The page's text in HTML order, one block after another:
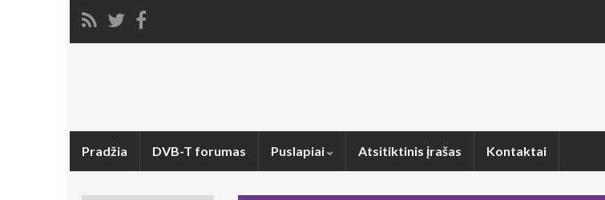
Pradžia DVB-T forumas Puslapiai Atsitiktinis įrašas Kontaktai